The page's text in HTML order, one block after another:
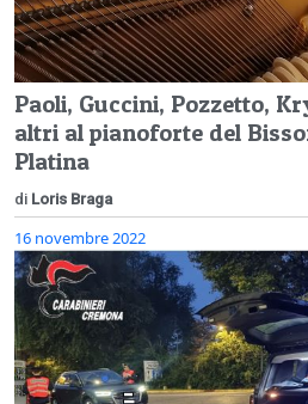
Paoli, Guccini, Pozzetto,
altri al pianoforte del
Platina
di Loris Braga
16 novembre 2022